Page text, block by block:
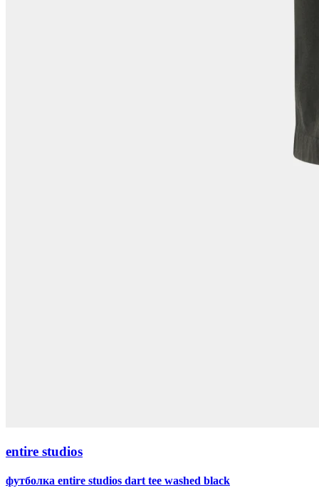
entire studios
футболка entire studios dart tee washed black